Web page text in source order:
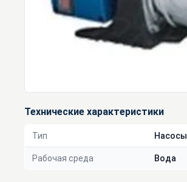
Технические характеристики
Тип Насосы
Рабочая среда Вода